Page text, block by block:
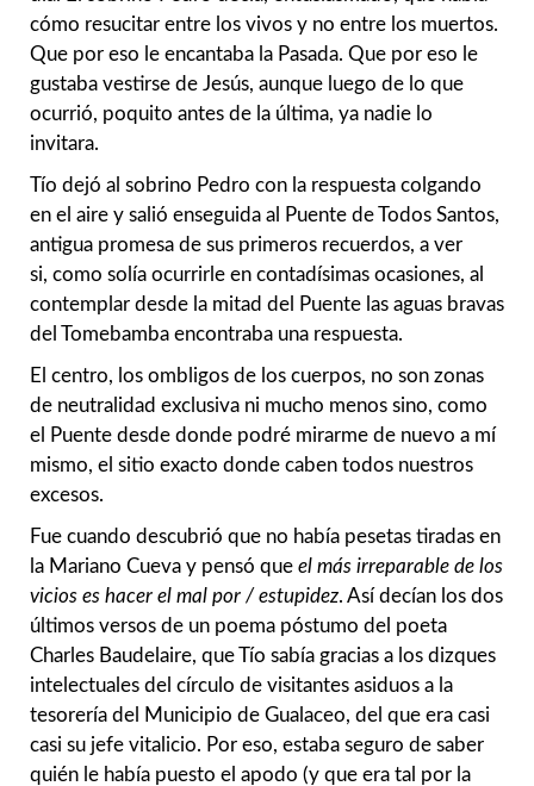
cómo resucitar entre los vivos y no entre los muertos.
Que por eso le encantaba la Pasada. Que por eso le
gustaba vestirse de Jesús, aunque luego de lo que
ocurrió, poquito antes de la última, ya nadie lo
invitara.
Tío dejó al sobrino Pedro con la respuesta colgando
en el aire y salió enseguida al Puente de Todos Santos,
antigua promesa de sus primeros recuerdos, a ver
si, como solía ocurrirle en contadísimas ocasiones, al
contemplar desde la mitad del Puente las aguas bravas
del Tomebamba encontraba una respuesta.
El centro, los ombligos de los cuerpos, no son zonas
de neutralidad exclusiva ni mucho menos sino, como
el Puente desde donde podré mirarme de nuevo a mí
mismo, el sitio exacto donde caben todos nuestros
excesos.
Fue cuando descubrió que no había pesetas tiradas en
la Mariano Cueva y pensó que el más irreparable de los
vicios es hacer el mal por / estupidez. Así decían los dos
últimos versos de un poema póstumo del poeta
Charles Baudelaire, que Tío sabía gracias a los dizques
intelectuales del círculo de visitantes asiduos a la
tesorería del Municipio de Gualaceo, del que era casi
casi su jefe vitalicio. Por eso, estaba seguro de saber
quién le había puesto el apodo (y que era tal por la